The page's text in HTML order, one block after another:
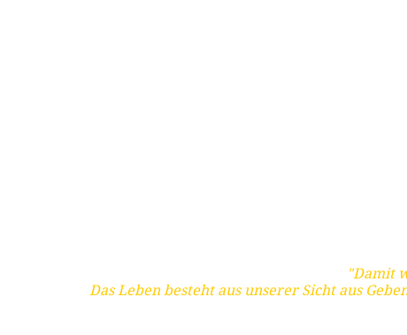
"Damit
Das Leben besteht aus unserer Sicht aus